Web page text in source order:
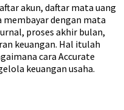
akun, daftar mata uang
membayar dengan mata
proses akhir bulan,
keuangan. Hal itulah
cara Accurate
keuangan usaha.